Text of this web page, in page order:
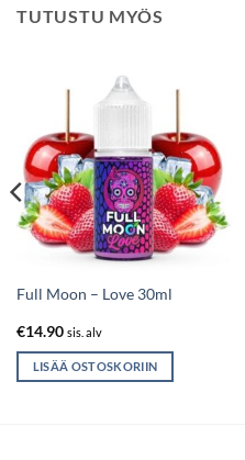
TUTUSTU MYÖS
Full Moon – Love 30ml
€14.90 sis. alv
LISÄÄ OSTOSKORIIN